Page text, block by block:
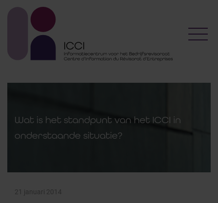
Wat is het standpunt van het ICCI in
onderstaande situatie?
21 januari 2014